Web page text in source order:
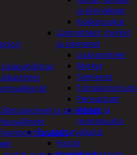
ja kiinnikkeet
Kukkaruukut
Lannoitteet, myrkyt
ja siemenet
Lisäravinteet
Myrkyt
Siemenet
Pensastuet
Verkot ja
reunanauha
Puutarhatyökalut
Harjat
ja tarvikkeet
ja vahat